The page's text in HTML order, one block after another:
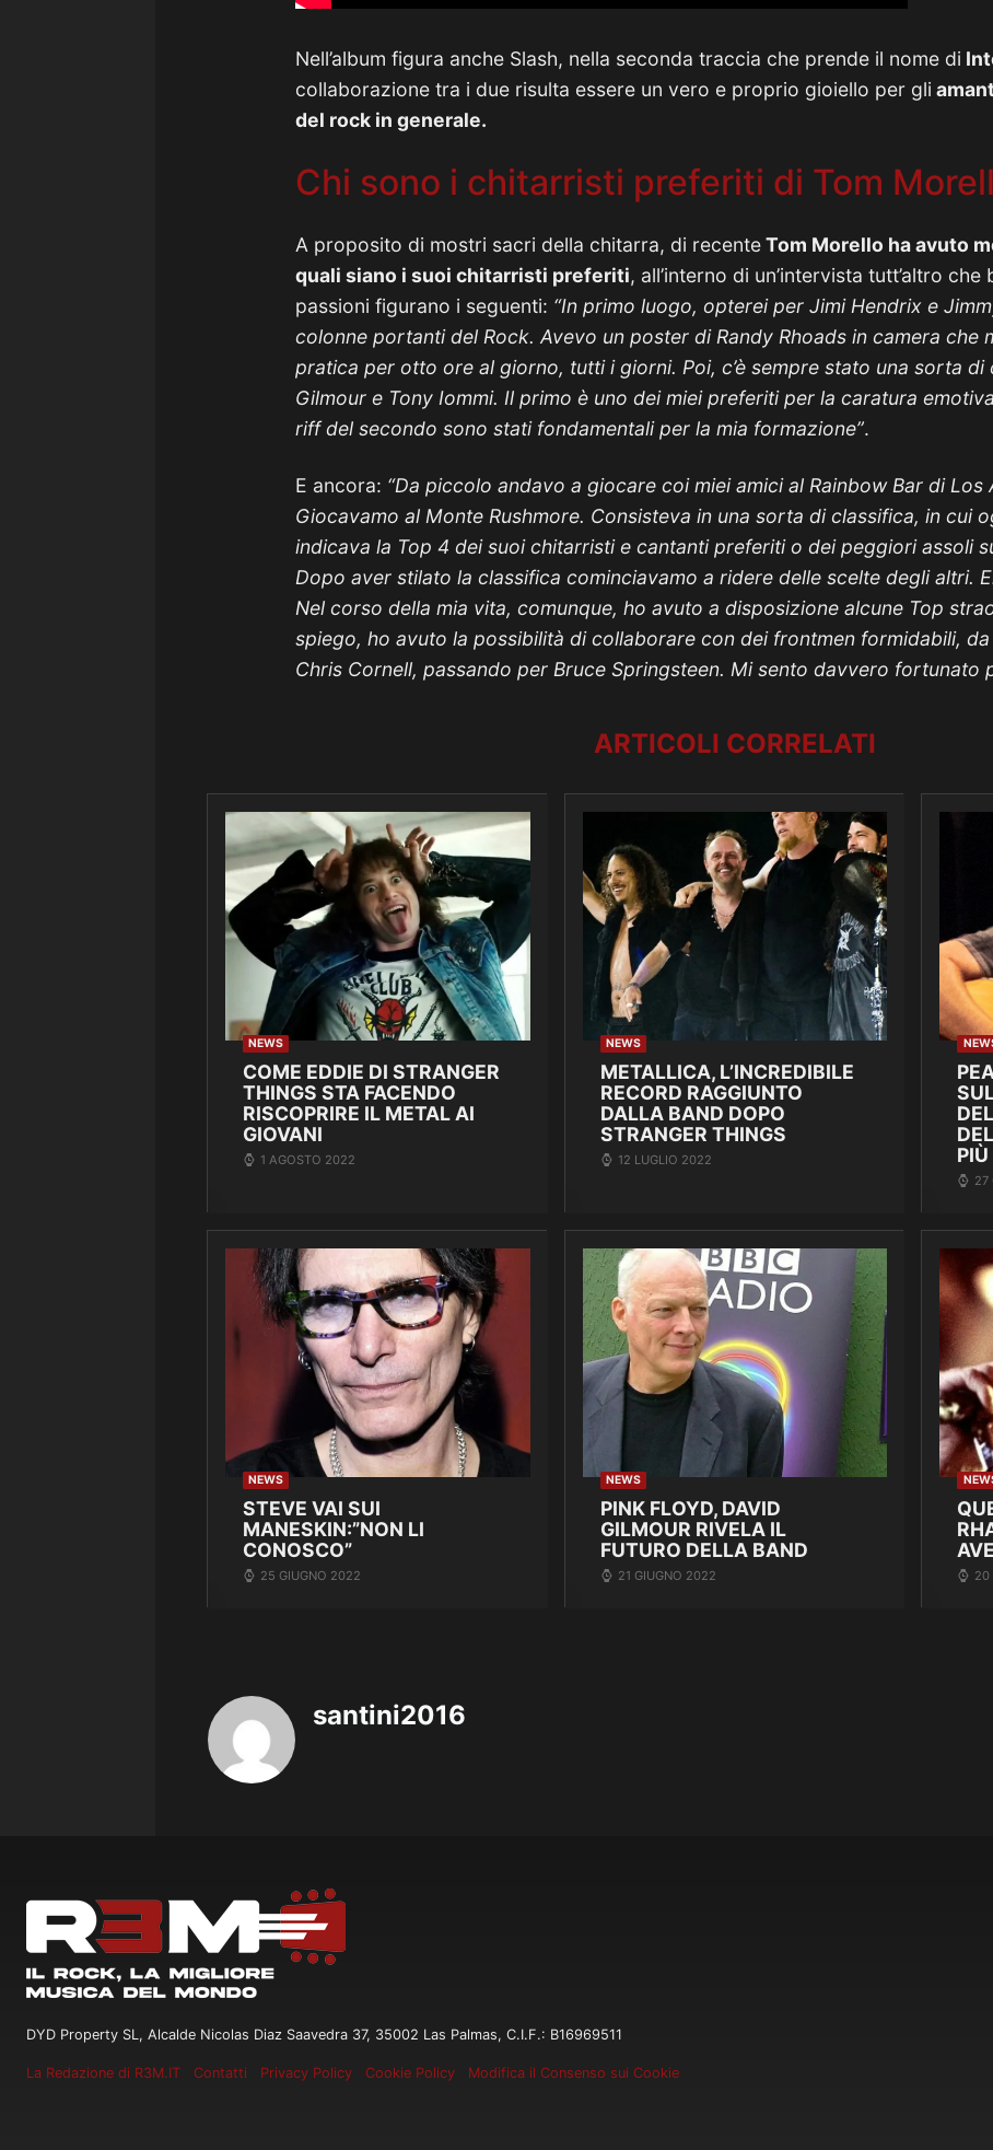
Nell’album figura anche Slash, nella seconda traccia che prende il nome di
collaborazione tra i due risulta essere un vero e proprio gioiello per gli
del rock in generale.
Chi sono i chitarristi preferiti di Tom
A proposito di mostri sacri della chitarra, di recenteTom Morello ha avuto
quali siano i suoi chitarristi preferiti, all’interno di un’intervista tutt’altro che
passioni figurano i seguenti: “In primo luogo, opterei per Jimi Hendrix e
colonne portanti del Rock. Avevo un poster di Randy Rhoads in camera che
pratica per otto ore al giorno, tutti i giorni. Poi, c’è sempre stato una sorta
Gilmour e Tony Iommi. Il primo è uno dei miei preferiti per la caratura
riff del secondo sono stati fondamentali per la mia formazione”.
E ancora: “Da piccolo andavo a giocare coi miei amici al Rainbow Bar di Los
Giocavamo al Monte Rushmore. Consisteva in una sorta di classifica, in cui
indicava la Top 4 dei suoi chitarristi e cantanti preferiti o dei peggiori assoli
Dopo aver stilato la classifica cominciavamo a ridere delle scelte degli altri.
Nel corso della mia vita, comunque, ho avuto a disposizione alcune Top
spiego, ho avuto la possibilità di collaborare con dei frontmen formidabili, da
Chris Cornell, passando per Bruce Springsteen. Mi sento davvero fortunato
ARTICOLI CORRELATI
NEWS
COME EDDIE DI STRANGER
THINGS STA FACENDO
RISCOPRIRE IL METAL AI
GIOVANI
1 AGOSTO 2022
NEWS
METALLICA, L’INCREDIBILE
RECORD RAGGIUNTO
DALLA BAND DOPO
STRANGER THINGS
12 LUGLIO 2022
27
NEWS
STEVE VAI SUI
MANESKIN:”NON LI
CONOSCO”
25 GIUGNO 2022
NEWS
PINK FLOYD, DAVID
GILMOUR RIVELA IL
FUTURO DELLA BAND
21 GIUGNO 2022 20
santini2016
DYD Property SL, Alcalde Nicolas Diaz Saavedra 37, 35002 Las Palmas, C.I.F.: B16969511
La Redazione di R3M.IT Contatti Privacy Policy Cookie Policy Modifica il Consenso sui Cookie